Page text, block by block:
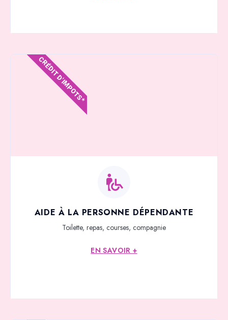
AIDE À LA PERSONNE DÉPENDANTE
Toilette, repas, courses, compagnie
EN SAVOIR +
CRÉDIT D'IMPOTS*